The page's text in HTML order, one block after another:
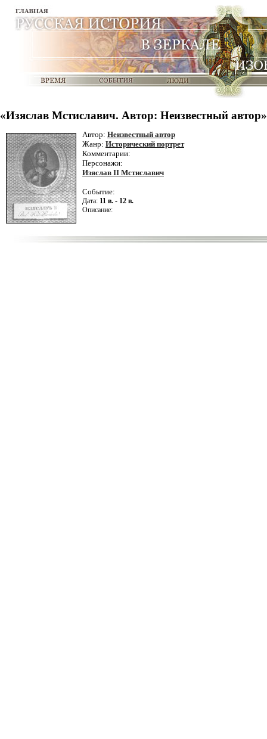
«Изяслав Мстиславич. Автор: Неизвестный автор»
Автор: Неизвестный автор
Жанр: Исторический портрет
Комментарии:
Персонажи:
Изяслав II Мстиславич
Событие:
Дата: 11 в. - 12 в.
Описание: